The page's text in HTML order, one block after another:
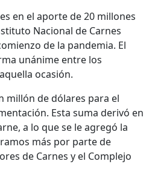
en el aporte de 20 millones
Nacional de Carnes
de la pandemia. El
unánime entre los
ocasión.
millón de dólares para el
Esta suma derivó en
a lo que se le agregó la
más por parte de
de Carnes y el Complejo